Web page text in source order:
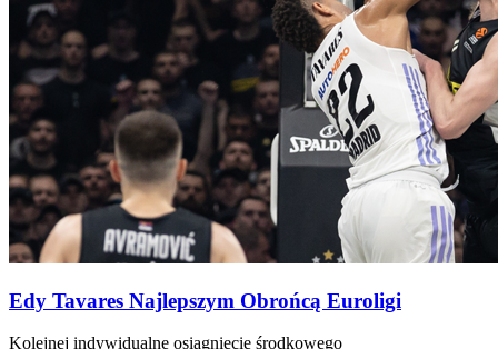
Edy Tavares Najlepszym Obrońcą Euroligi
Kolejnej indywidualne osiągnięcie środkowego